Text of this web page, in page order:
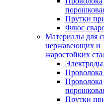
Прутки
Флюс
Материалы для
нержавеющих и
жаростойких
Проволока
Прутки